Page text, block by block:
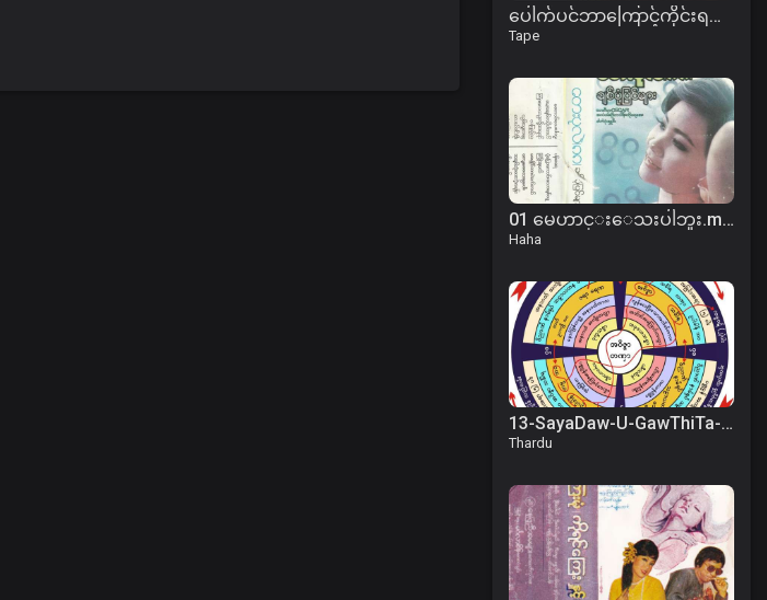
ပေါက်ပင်ဘာကြောင့်ကိုင်းရတယ် ဇာတ်လမ်း
Tape
01 မေဟာင္းေသးပါဘူး.mp3
Haha
13-SayaDaw-U-GawThiTa-1993-04-19am.mp3
Thardu